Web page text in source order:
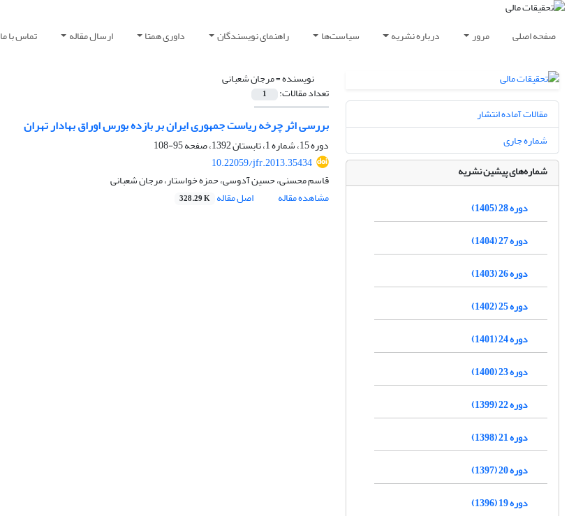
صفحه اصلی مرور درباره نشریه سیاست‌ها راهنمای نویسندگان داوری همتا ارسال مقاله تماس با ما
نویسنده =مرجان شعبانی
تعداد مقالات: 1
بررسی اثر چرخه ریاست جمهوری ایران بر بازده بورس اوراق بهادار تهران
دوره 15، شماره 1، تابستان 1392، صفحه
95-108
10.22059/jfr.2013.35434
قاسم محسنی، حسین آدوسی، حمزه خواستار، مرجان شعبانی
مشاهده مقاله
اصل مقاله 328.29 K
مقالات آماده انتشار
شماره جاری
شماره‌های پیشین نشریه
دوره 28 (1405)
دوره 27 (1404)
دوره 26 (1403)
دوره 25 (1402)
دوره 24 (1401)
دوره 23 (1400)
دوره 22 (1399)
دوره 21 (1398)
دوره 20 (1397)
دوره 19 (1396)